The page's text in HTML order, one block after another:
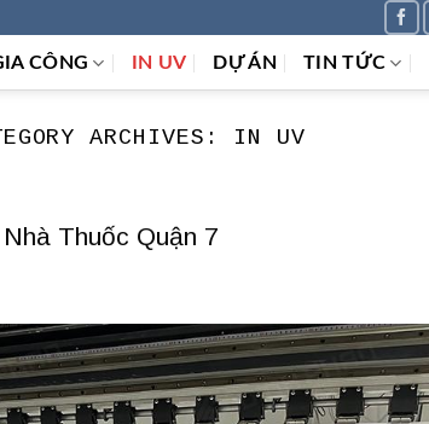
CÔNG IN UV DỰ ÁN TIN TỨC
ARCHIVES: IN UV
Thuốc Quận 7